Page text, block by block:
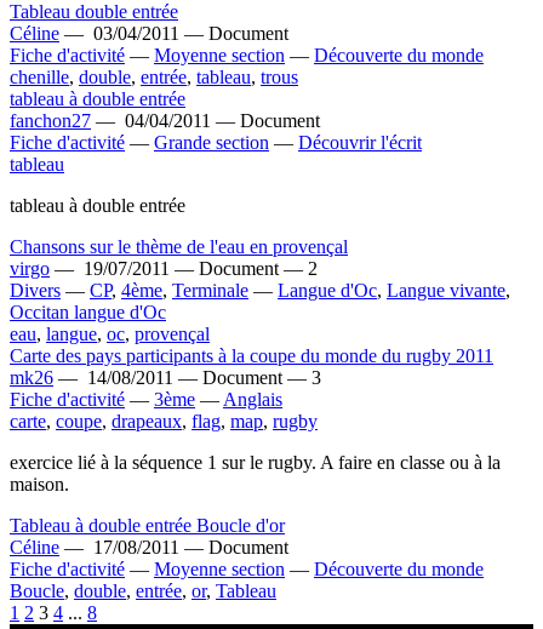
Tableau double entrée
Céline — 03/04/2011 — Document
Fiche d'activité — Moyenne section — Découverte du monde
chenille, double, entrée, tableau, trous
tableau à double entrée
fanchon27 — 04/04/2011 — Document
Fiche d'activité — Grande section — Découvrir l'écrit
tableau
tableau à double entrée
Chansons sur le thème de l'eau en provençal
virgo — 19/07/2011 — Document — 2
Divers — CP, 4ème, Terminale — Langue d'Oc, Langue vivante,
Occitan langue d'Oc
eau, langue, oc, provençal
Carte des pays participants à la coupe du monde du rugby 2011
mk26 — 14/08/2011 — Document — 3
Fiche d'activité — 3ème — Anglais
carte, coupe, drapeaux, flag, map, rugby
exercice lié à la séquence 1 sur le rugby. A faire en classe ou à la
maison.
Tableau à double entrée Boucle d'or
Céline — 17/08/2011 — Document
Fiche d'activité — Moyenne section — Découverte du monde
Boucle, double, entrée, or, Tableau
1 2 3 4 ... 8